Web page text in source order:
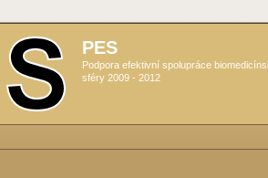
PES
Podpora efektivní spolupráce
sféry 2009 - 2012